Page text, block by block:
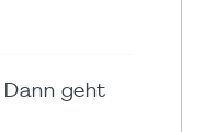
Dann geht